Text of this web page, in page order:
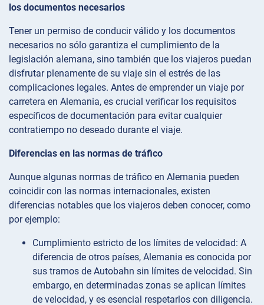
los documentos necesarios
Tener un permiso de conducir válido y los documentos
necesarios no sólo garantiza el cumplimiento de la
legislación alemana, sino también que los viajeros puedan
disfrutar plenamente de su viaje sin el estrés de las
complicaciones legales. Antes de emprender un viaje por
carretera en Alemania, es crucial verificar los requisitos
específicos de documentación para evitar cualquier
contratiempo no deseado durante el viaje.
Diferencias en las normas de tráfico
Aunque algunas normas de tráfico en Alemania pueden
coincidir con las normas internacionales, existen
diferencias notables que los viajeros deben conocer, como
por ejemplo:
Cumplimiento estricto de los límites de velocidad: A
diferencia de otros países, Alemania es conocida por
sus tramos de Autobahn sin límites de velocidad. Sin
embargo, en determinadas zonas se aplican límites
de velocidad, y es esencial respetarlos con diligencia.